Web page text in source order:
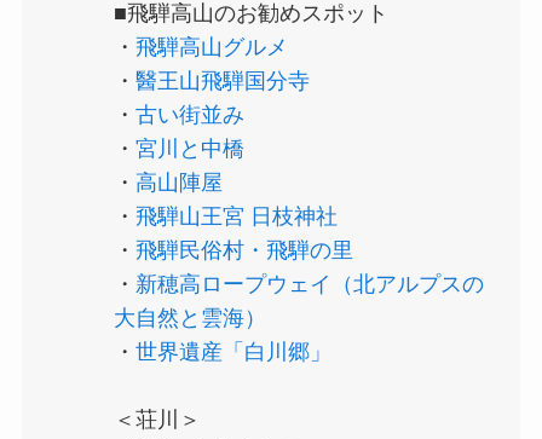
■飛騨高山のお勧めスポット
・ 飛騨高山グルメ
・醫王山飛騨国分寺
・古い街並み
・宮川と中橋
・高山陣屋
・ 飛騨山王宮 日枝神社
・ 飛騨民俗村・飛騨の里
・ 新穂高ロープウェイ（北アルプスの
大自然と雲海）
・世界遺産「白川郷」
＜荘川＞